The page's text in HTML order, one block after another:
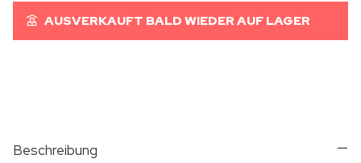
AUSVERKAUFT BALD WIEDER AUF LAGER
Beschreibung